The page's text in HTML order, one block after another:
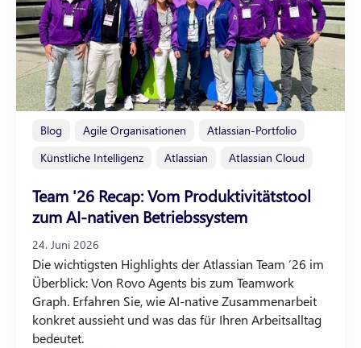
Blog Agile Organisationen
Atlassian-Portfolio
Künstliche Intelligenz
Atlassian Atlassian Cloud
Team '26 Recap: Vom Produktivitätstool
zum AI-nativen Betriebssystem
24. Juni 2026
Die wichtigsten Highlights der Atlassian Team ’26 im
Überblick: Von Rovo Agents bis zum Teamwork
Graph. Erfahren Sie, wie AI-native Zusammenarbeit
konkret aussieht und was das für Ihren Arbeitsalltag
bedeutet.